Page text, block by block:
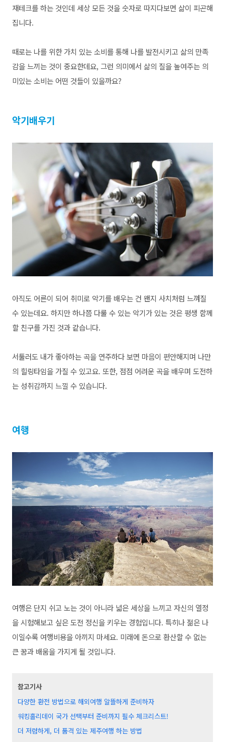
재테크를 하는 것인데 세상 모든 것을 숫자로 따지다보면 삶이 피곤해
집니다.
때로는 나를 위한 가치 있는 소비를 통해 나를 발전시키고 삶의 만족
감을 느끼는 것이 중요한데요, 그런 의미에서 삶의 질을 높여주는 의
미있는 소비는 어떤 것들이 있을까요?
악기배우기
아직도 어른이 되어 취미로 악기를 배우는 건 왠지 사치처럼 느껴질
수 있는데요. 하지만 하나쯤 다룰 수 있는 악기가 있는 것은 평생 함께
할 친구를 가진 것과 같습니다.
서툴러도 내가 좋아하는 곡을 연주하다 보면 마음이 편안해지며 나만
의 힐링타임을 가질 수 있고요. 또한, 점점 어려운 곡을 배우며 도전하
는 성취감까지 느낄 수 있습니다.
여행
여행은 단지 쉬고 노는 것이 아니라 넓은 세상을 느끼고 자신의 열정
을 시험해보고 싶은 도전 정신을 키우는 경험입니다. 특히나 젊은 나
이일수록 여행비용을 아끼지 마세요. 미래에 돈으로 환산할 수 없는
큰 꿈과 배움을 가지게 될 것입니다.
참고기사
다양한 환전 방법으로 해외여행 알뜰하게 준비하자
워킹홀리데이 국가 선택부터 준비까지 필수 체크리스트!
더 저렴하게, 더 품격 있는 제주여행 하는 방법